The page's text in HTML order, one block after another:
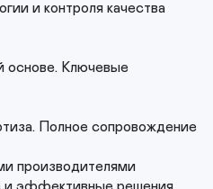
и контроля качества
основе. Ключевые
Полное сопровождение
производителями